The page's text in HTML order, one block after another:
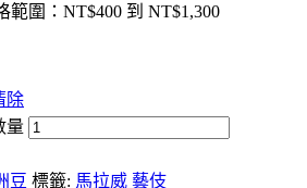
範圍：NT$400 到 NT$1,300
除
量
豆 標籤: 馬拉威 藝伎